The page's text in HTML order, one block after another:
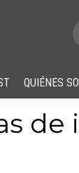
QUIÉNES